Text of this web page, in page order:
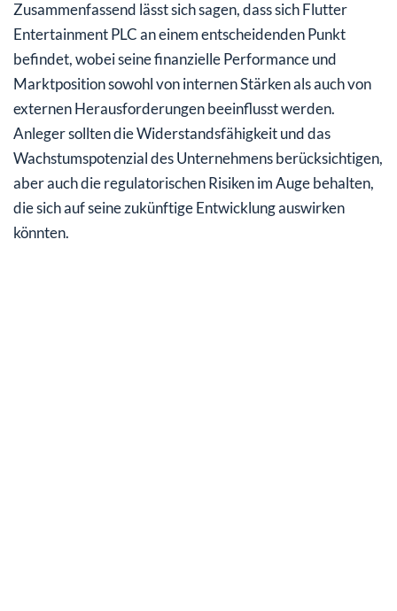
Zusammenfassend lässt sich sagen, dass sich Flutter
Entertainment PLC an einem entscheidenden Punkt
befindet, wobei seine finanzielle Performance und
Marktposition sowohl von internen Stärken als auch von
externen Herausforderungen beeinflusst werden.
Anleger sollten die Widerstandsfähigkeit und das
Wachstumspotenzial des Unternehmens berücksichtigen,
aber auch die regulatorischen Risiken im Auge behalten,
die sich auf seine zukünftige Entwicklung auswirken
könnten.